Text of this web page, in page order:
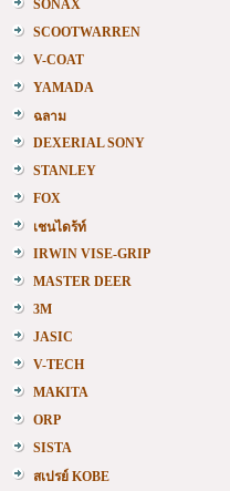
SONAX
SCOOTWARREN
V-COAT
YAMADA
ฉลาม
DEXERIAL SONY
STANLEY
FOX
เชนไดร้ท์
IRWIN VISE-GRIP
MASTER DEER
3M
JASIC
V-TECH
MAKITA
ORP
SISTA
สเปรย์ KOBE